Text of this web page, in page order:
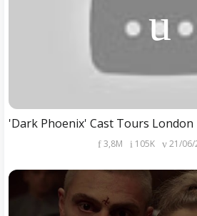
3,8M 105K 21/06/